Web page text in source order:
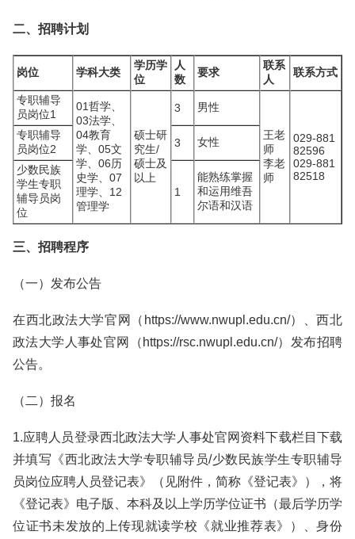
二、招聘计划
岗位 学科大类
学历学
位
人
数
要求
联系
人
联系方式
专职辅导
员岗位1
01哲学、
03法学、
04教育
学、05文
学、06历
史学、07
理学、12
管理学
硕士研
究生/
硕士及
以上
3 男性
王老
师
李老
师
029-881
82596
029-881
82518
专职辅导
员岗位2
3 女性
少数民族
学生专职
辅导员岗
位
1
能熟练掌握
和运用维吾
尔语和汉语
三、招聘程序
（一）发布公告
在西北政法大学官网（https://www.nwupl.edu.cn/）、西北
政法大学人事处官网（https://rsc.nwupl.edu.cn/）发布招聘
公告。
（二）报名
1.应聘人员登录西北政法大学人事处官网资料下载栏目下载
并填写《西北政法大学专职辅导员/少数民族学生专职辅导
员岗位应聘人员登记表》（见附件，简称《登记表》），将
《登记表》电子版、本科及以上学历学位证书（最后学历学
位证书未发放的上传现就读学校《就业推荐表》）、身份